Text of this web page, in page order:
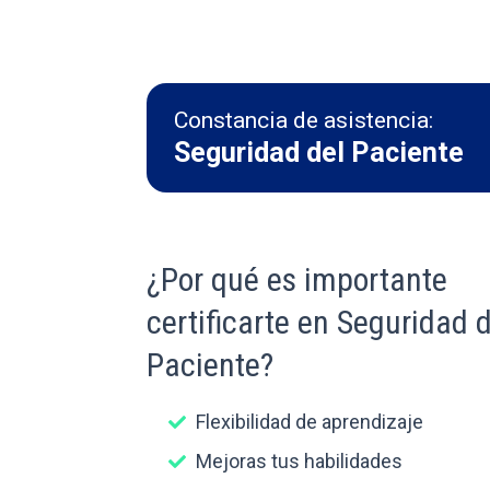
Constancia de asistencia:
Seguridad del Paciente
¿Por qué es importante
certificarte en Seguridad
Paciente?
Flexibilidad de aprendizaje
Mejoras tus habilidades